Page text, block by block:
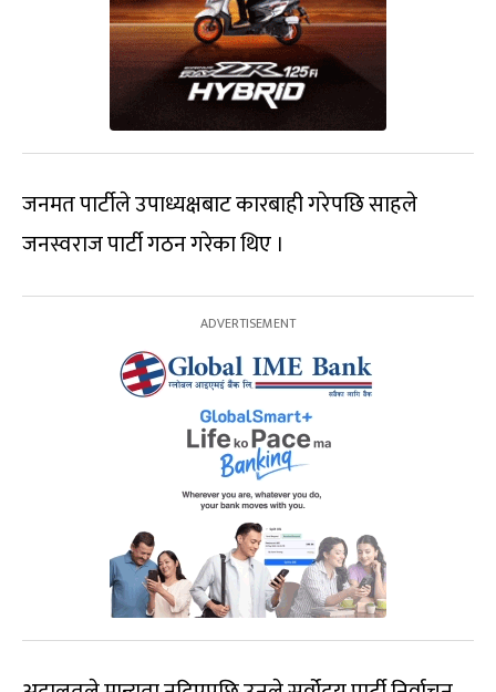
जनमत पार्टीले उपाध्यक्षबाट कारबाही गरेपछि साहले
जनस्वराज पार्टी गठन गरेका थिए ।